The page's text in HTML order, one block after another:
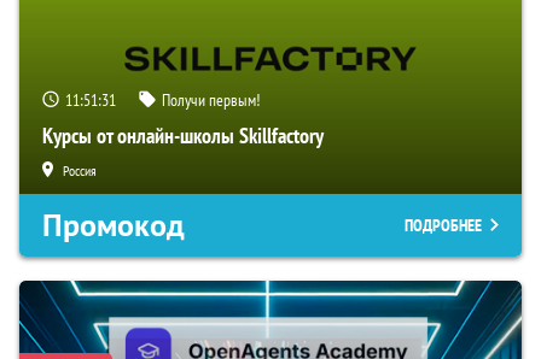
11:51:31 Получи первым!
Курсы от онлайн-школы Skillfactory
Россия
Промокод ПОДРОБНЕЕ